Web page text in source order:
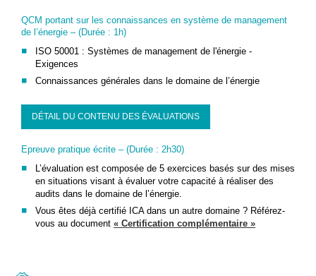
QCM portant sur les connaissances en système de management
de l’énergie – (Durée : 1h)
ISO 50001 : Systèmes de management de l'énergie -
Exigences
Connaissances générales dans le domaine de l’énergie
DÉTAIL DU CONTENU DES ÉVALUATIONS
Epreuve pratique écrite – (Durée : 2h30)
L’évaluation est composée de 5 exercices basés sur des mises
en situations visant à évaluer votre capacité à réaliser des
audits dans le domaine de l’énergie.
Vous êtes déjà certifié ICA dans un autre domaine ? Référez-
vous au document « Certification complémentaire »